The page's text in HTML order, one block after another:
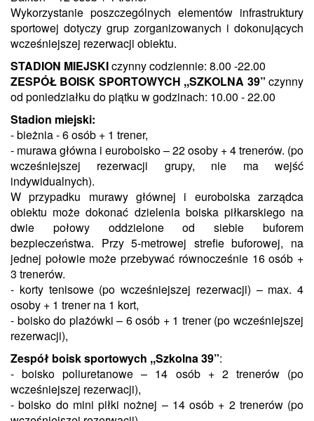
Wykorzystanie poszczególnych elementów infrastruktury
sportowej dotyczy grup zorganizowanych i dokonujących
wcześniejszej rezerwacji obiektu.
STADION MIEJSKIczynny codziennie: 8.00 -22.00
ZESPÓŁ BOISK SPORTOWYCH ,,SZKOLNA 39” czynny
od poniedziałku do piątku w godzinach: 10.00 - 22.00
Stadion miejski:
- bieżnia - 6 osób + 1 trener,
- murawa główna i euroboisko – 22 osoby + 4 trenerów. (po
wcześniejszej rezerwacji grupy, nie ma wejść
indywidualnych).
W przypadku murawy głównej i euroboiska zarządca
obiektu może dokonać dzielenia boiska piłkarskiego na
dwie połowy oddzielone od siebie buforem
bezpieczeństwa. Przy 5-metrowej strefie buforowej, na
jednej połowie może przebywać równocześnie 16 osób +
3 trenerów.
- korty tenisowe (po wcześniejszej rezerwacji) – max. 4
osoby + 1 trener na 1 kort,
- boisko do plażówki – 6 osób + 1 trener (po wcześniejszej
rezerwacji),
Zespół boisk sportowych ,,Szkolna 39”:
- boisko poliuretanowe – 14 osób + 2 trenerów (po
wcześniejszej rezerwacji),
- boisko do mini piłki nożnej – 14 osób + 2 trenerów (po